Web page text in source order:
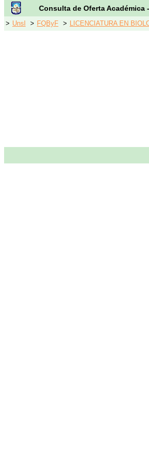
Consulta de Oferta
> Unsl > FQByF > LICENCIATURA EN